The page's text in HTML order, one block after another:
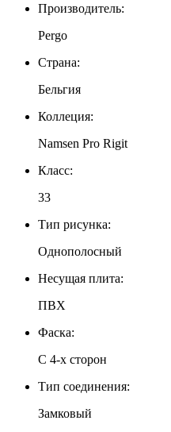
Производитель:
Pergo
Страна:
Бельгия
Коллеция:
Namsen Pro Rigit
Класс:
33
Тип рисунка:
Однополосный
Несущая плита:
ПВХ
Фаска:
С 4-х сторон
Тип соединения:
Замковый